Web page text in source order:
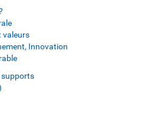
valeurs
Innovation
supports